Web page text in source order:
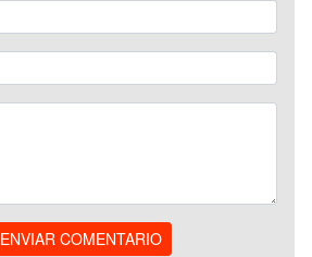
ENVIAR COMENTARIO